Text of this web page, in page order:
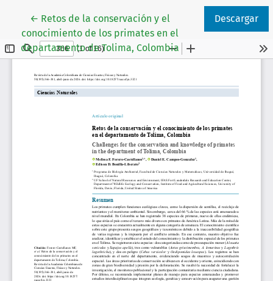
← Volver a los detalles del artículo
Retos de la conservación y el
conocimiento de los primates en el
departamento de Tolima, Colombia
Descargar